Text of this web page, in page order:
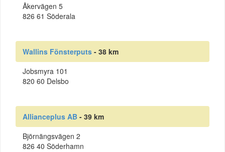
Åkervägen 5
826 61 Söderala
Wallins Fönsterputs - 38 km
Jobsmyra 101
820 60 Delsbo
Allianceplus AB - 39 km
Björnängsvägen 2
826 40 Söderhamn